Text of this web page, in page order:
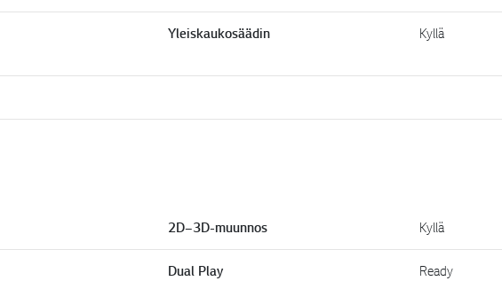
Yleiskaukosäädin Kyllä
2D–3D-muunnos Kyllä
Dual Play Ready